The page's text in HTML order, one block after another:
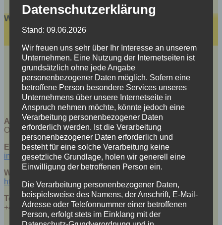
Werbung Fischer
Adresse:
Olbernhauer Straße 4, 09526 Heidersdorf
E-Mail:
info@werbung-fischer.de
Webseite:
http://www.werbung-fischer.de
Telefon:
+49 (0) 37361 146 46
Datenschutzerklärung
Stand: 09.06.2026
Wir freuen uns sehr über Ihr Interesse an unserem
Unternehmen. Eine Nutzung der Internetseiten ist
grundsätzlich ohne jede Angabe
personenbezogener Daten möglich. Sofern eine
betroffene Person besondere Services unseres
Unternehmens über unsere Internetseite in
Anspruch nehmen möchte, könnte jedoch eine
Verarbeitung personenbezogener Daten
erforderlich werden. Ist die Verarbeitung
personenbezogener Daten erforderlich und
besteht für eine solche Verarbeitung keine
gesetzliche Grundlage, holen wir generell eine
Einwilligung der betroffenen Person ein.
Die Verarbeitung personenbezogener Daten,
beispielsweise des Namens, der Anschrift, E-Mail-
Adresse oder Telefonnummer einer betroffenen
Person, erfolgt stets im Einklang mit der